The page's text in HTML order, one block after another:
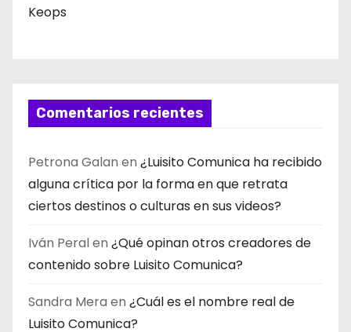
Keops
Comentarios recientes
Petrona Galan en ¿Luisito Comunica ha recibido
alguna crítica por la forma en que retrata
ciertos destinos o culturas en sus videos?
Iván Peralen ¿Qué opinan otros creadores de
contenido sobre Luisito Comunica?
Sandra Mera en ¿Cuál es el nombre real de
Luisito Comunica?